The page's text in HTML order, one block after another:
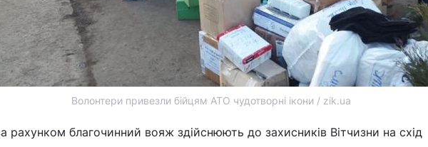
Волонтери привезли бійцям АТО чудотворні ікони / zik.ua
рахунком благочинний вояж здійснюють до захисників Вітчизни на cхід